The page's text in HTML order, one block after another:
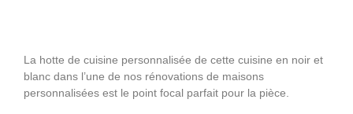
La hotte de cuisine personnalisée de cette cuisine en noir et
blanc dans l’une de nos rénovations de maisons
personnalisées est le point focal parfait pour la pièce.